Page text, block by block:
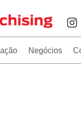
Negócios